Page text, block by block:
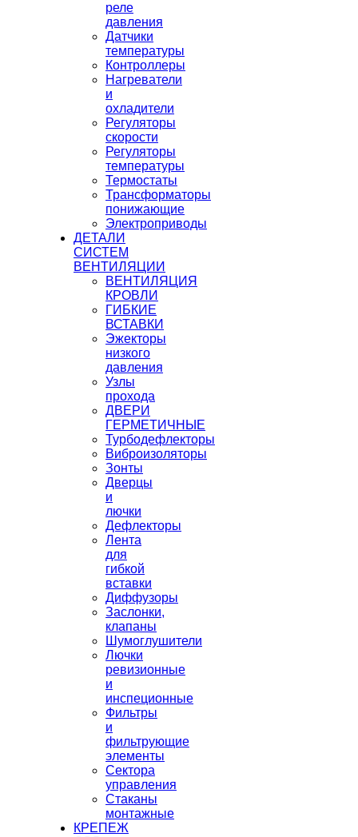
реле
давления
Датчики
температуры
Контроллеры
Нагреватели
и
охладители
Регуляторы
скорости
Регуляторы
температуры
Термостаты
Трансформаторы
понижающие
Электроприводы
ДЕТАЛИ
СИСТЕМ
ВЕНТИЛЯЦИИ
ВЕНТИЛЯЦИЯ
КРОВЛИ
ГИБКИЕ
ВСТАВКИ
Эжекторы
низкого
давления
Узлы
прохода
ДВЕРИ
ГЕРМЕТИЧНЫЕ
Турбодефлекторы
Виброизоляторы
Зонты
Дверцы
и
лючки
Дефлекторы
Лента
для
гибкой
вставки
Диффузоры
Заслонки,
клапаны
Шумоглушители
Лючки
ревизионные
и
инспеционные
Фильтры
и
фильтрующие
элементы
Сектора
управления
Стаканы
монтажные
КРЕПЕЖ